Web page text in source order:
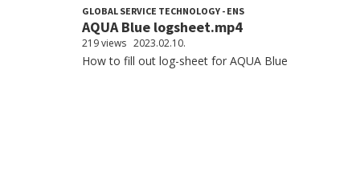
GLOBAL SERVICE TECHNOLOGY - ENS
AQUA Blue logsheet.mp4
219 views 2023.02.10.
How to fill out log-sheet for AQUA Blue